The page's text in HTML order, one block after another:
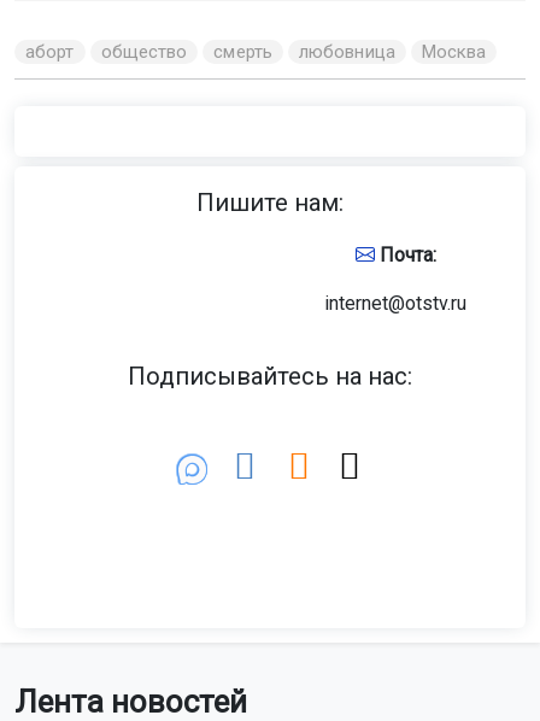
Лента новостей
аборт общество смерть любовница Москва
Пишите нам:
Почта:
internet@otstv.ru
Подписывайтесь на нас: